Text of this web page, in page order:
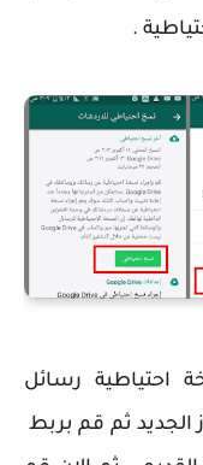
.
احتياطية رسائل
الجديد ثم قم بربط